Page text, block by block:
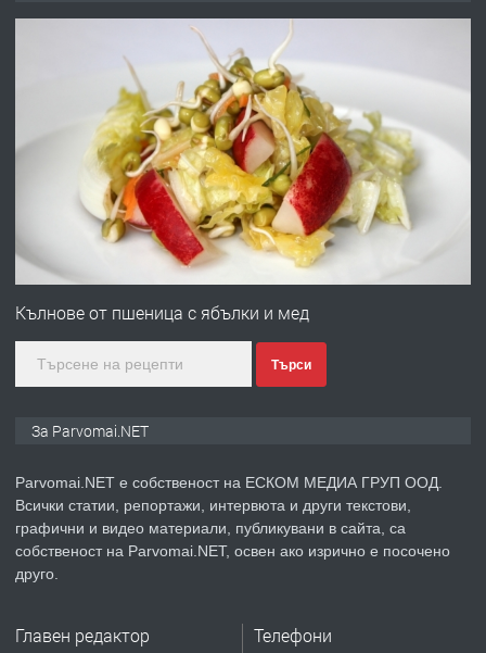
преди 1 година
Работа за общи работници
преди 1 година
ПРЕДЛАГА
Първи поход "По стъпките на Ангел
преди 1 година
ПРЕДЛАГА Уроци по Математика
Кълнове от пшеница с ябълки и мед
Търси
За Parvomai.NET
Parvomai.NET е собственост на ЕСКОМ МЕДИА ГРУП ООД.
Всички статии, репортажи, интервюта и други текстови,
графични и видео материали, публикувани в сайта, са
собственост на Parvomai.NET, освен ако изрично е посочено
друго.
Главен редактор Телефони